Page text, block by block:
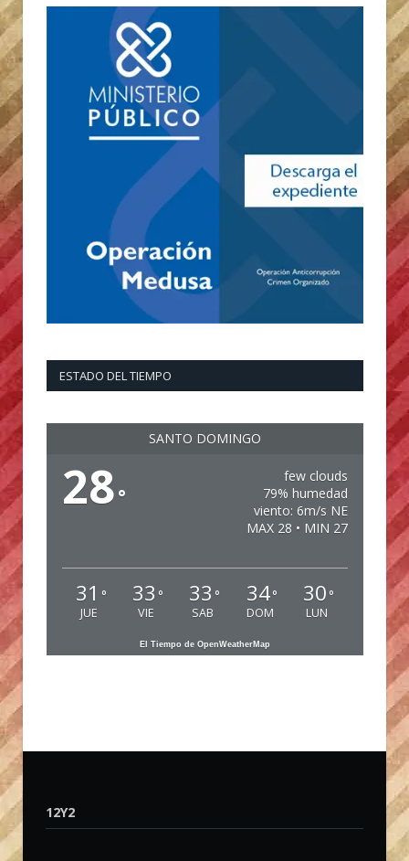
ESTADO DEL TIEMPO
SANTO DOMINGO
28°
few clouds
79% humedad
viento: 6m/s NE
MAX 28 • MIN 27
31 °
JUE
33 °
VIE
33 °
SAB
34°
DOM
30 °
LUN
El Tiempo de OpenWeatherMap
12Y2